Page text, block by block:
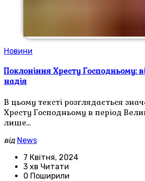
Новини
Поклоніння Хресту Господньому:
надія
В цьому тексті розглядається
Хресту Господньому в період
лише…
від News
7 Квітня, 2024
3 хв Читати
0 Поширили